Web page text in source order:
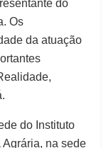
do
Os
da atuação
do Instituto
na sede